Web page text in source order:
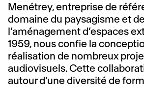
Menétrey, entreprise de
domaine du paysagisme et de
l’aménagement d’espaces
1959, nous confie la
réalisation de nombreux
audiovisuels. Cette
autour d’une diversité de